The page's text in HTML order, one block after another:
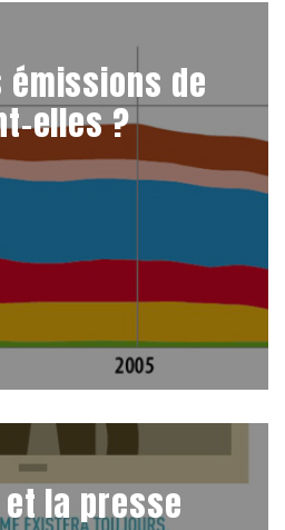
émissions de
elles ?
la presse